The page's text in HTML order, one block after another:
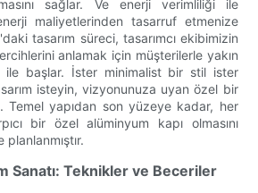
sağlar. Ve enerji verimliliği ile
maliyetlerinden tasarruf etmenize
tasarım süreci, tasarımcı ekibimizin
anlamak için müşterilerle yakın
ile başlar. İster minimalist bir stil ister
isteyin, vizyonunuza uyan özel bir
Temel yapıdan son yüzeye kadar, her
bir özel alüminyum kapı olmasını
Sanatı: Teknikler ve Beceriler